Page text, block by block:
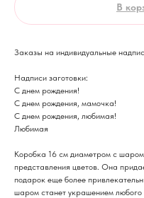
В
Заказы на индивидуальные
Надписи заготовки:
С днем рождения!
С днем рождения, мамочка!
С днем рождения, любимая!
Любимая
Коробка 16 см диаметром с
представления цветов. Она
подарок еще более
шаром станет украшением любого